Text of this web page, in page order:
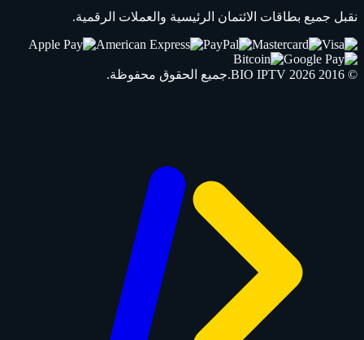
نقبل جميع بطاقات الائتمان الرئيسية والعملات الرقمية.
© 2016 2026
BIO IPTV .جميع الحقوق محفوظة.